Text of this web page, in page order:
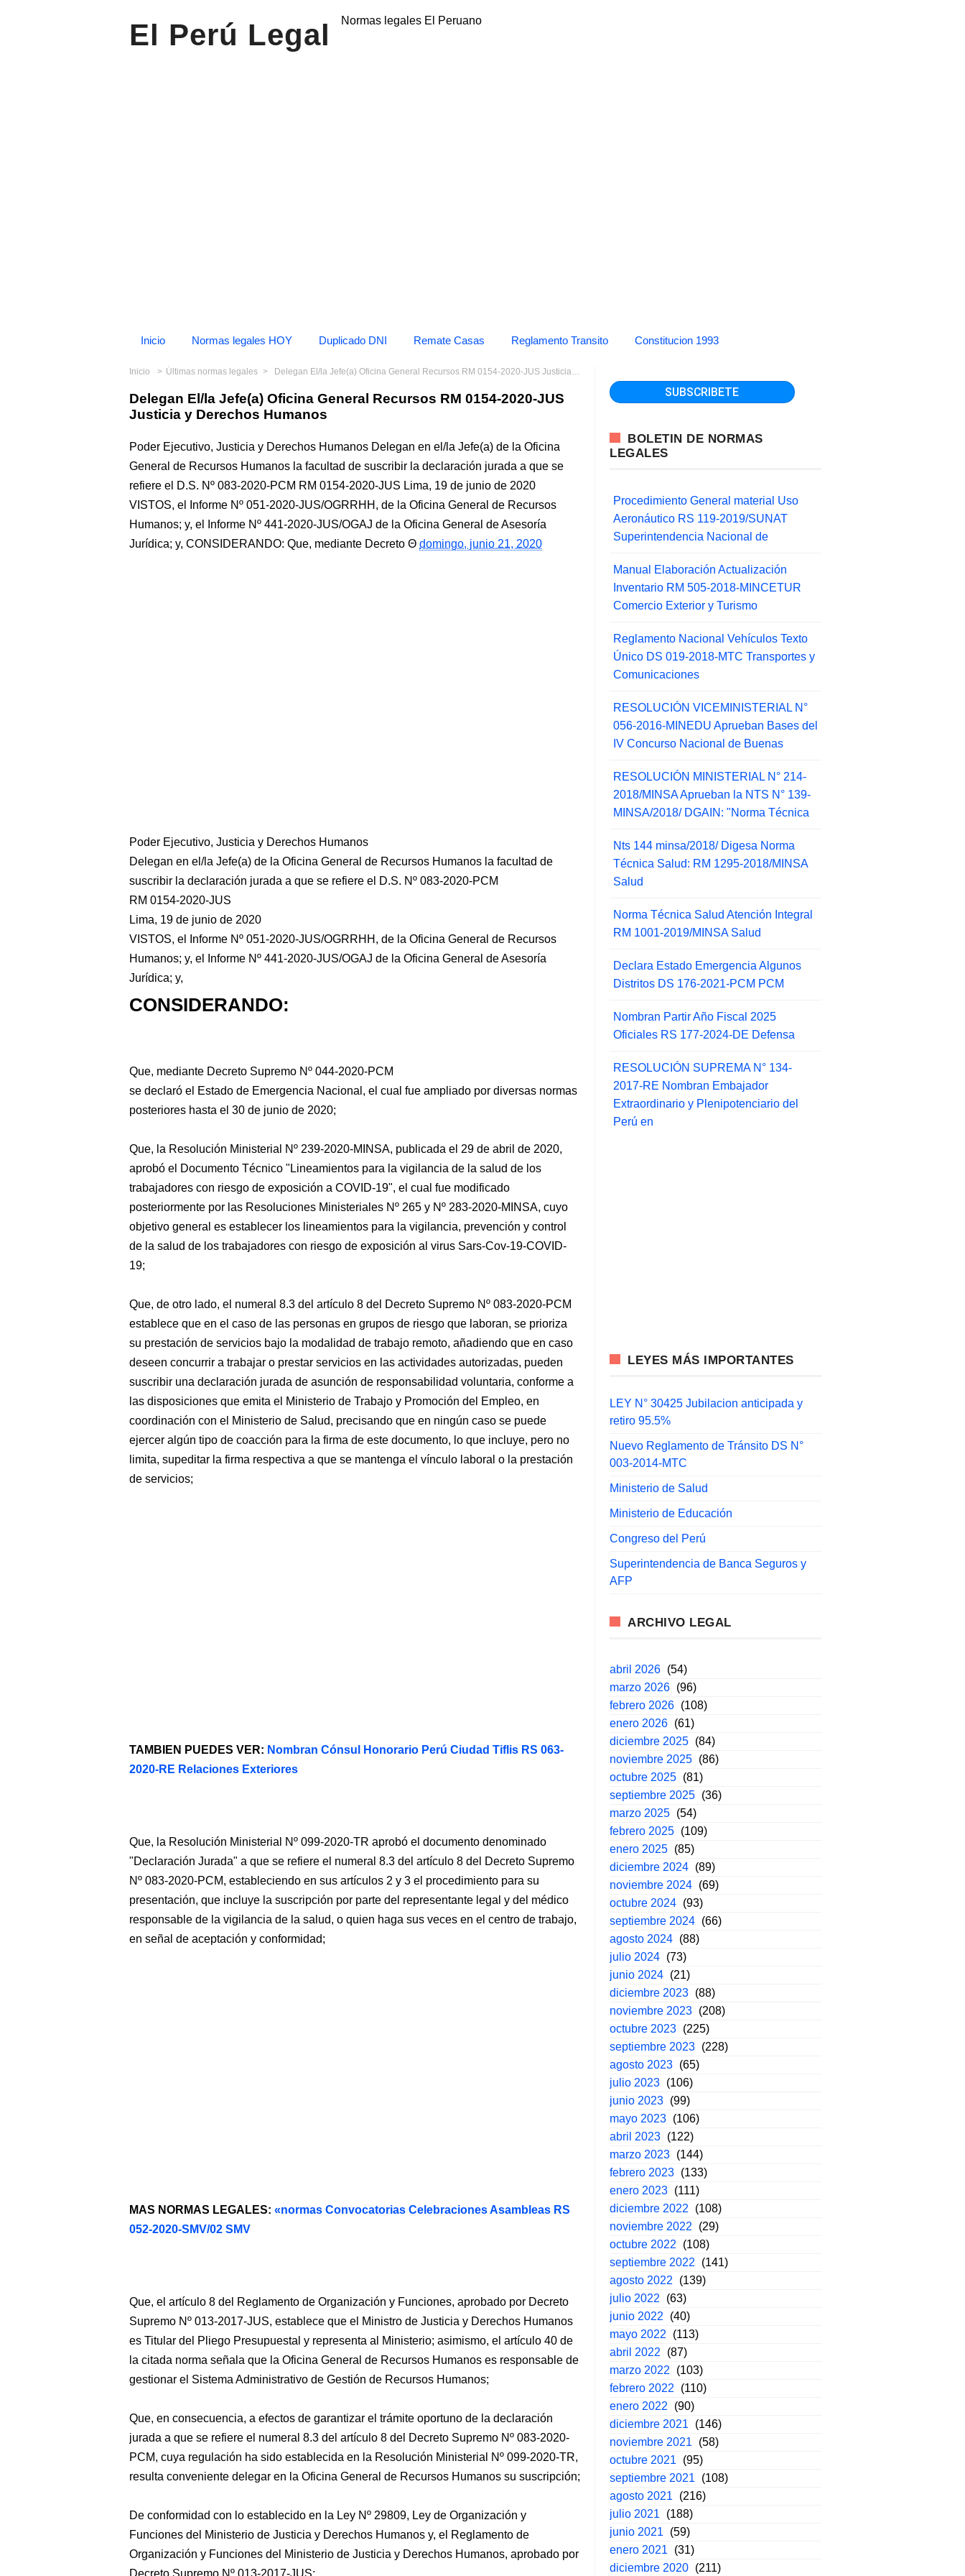
El Perú Legal Normas legales El Peruano
Inicio Normas legales HOY Duplicado DNI Remate Casas Reglamento Transito Constitucion 1993
Inicio Últimas normas legales Delegan El/la Jefe(a) Oficina General Recursos RM 0154-2020-JUS Justicia y Derechos Humanos
Delegan El/la Jefe(a) Oficina General Recursos RM 0154-2020-JUS
Justicia y Derechos Humanos
Poder Ejecutivo, Justicia y Derechos Humanos Delegan en el/la Jefe(a) de la Oficina
General de Recursos Humanos la facultad de suscribir la declaración jurada a que se
refiere el D.S. Nº 083-2020-PCM RM 0154-2020-JUS Lima, 19 de junio de 2020
VISTOS, el Informe Nº 051-2020-JUS/OGRRHH, de la Oficina General de Recursos
Humanos; y, el Informe Nº 441-2020-JUS/OGAJ de la Oficina General de Asesoría
Jurídica; y, CONSIDERANDO: Que, mediante Decreto
domingo, junio 21, 2020
Poder Ejecutivo, Justicia y Derechos Humanos
Delegan en el/la Jefe(a) de la Oficina General de Recursos Humanos la facultad de
suscribir la declaración jurada a que se refiere el D.S. Nº 083-2020-PCM
RM 0154-2020-JUS
Lima, 19 de junio de 2020
VISTOS, el Informe Nº 051-2020-JUS/OGRRHH, de la Oficina General de Recursos
Humanos; y, el Informe Nº 441-2020-JUS/OGAJ de la Oficina General de Asesoría
Jurídica; y,
CONSIDERANDO:
Que, mediante Decreto Supremo Nº 044-2020-PCM
se declaró el Estado de Emergencia Nacional, el cual fue ampliado por diversas normas
posteriores hasta el 30 de junio de 2020;
Que, la Resolución Ministerial Nº 239-2020-MINSA, publicada el 29 de abril de 2020,
aprobó el Documento Técnico "Lineamientos para la vigilancia de la salud de los
trabajadores con riesgo de exposición a COVID-19", el cual fue modificado
posteriormente por las Resoluciones Ministeriales Nº 265 y Nº 283-2020-MINSA, cuyo
objetivo general es establecer los lineamientos para la vigilancia, prevención y control
de la salud de los trabajadores con riesgo de exposición al virus Sars-Cov-19-COVID-
19;
Que, de otro lado, el numeral 8.3 del artículo 8 del Decreto Supremo Nº 083-2020-PCM
establece que en el caso de las personas en grupos de riesgo que laboran, se prioriza
su prestación de servicios bajo la modalidad de trabajo remoto, añadiendo que en caso
deseen concurrir a trabajar o prestar servicios en las actividades autorizadas, pueden
suscribir una declaración jurada de asunción de responsabilidad voluntaria, conforme a
las disposiciones que emita el Ministerio de Trabajo y Promoción del Empleo, en
coordinación con el Ministerio de Salud, precisando que en ningún caso se puede
ejercer algún tipo de coacción para la firma de este documento, lo que incluye, pero no
limita, supeditar la firma respectiva a que se mantenga el vínculo laboral o la prestación
de servicios;
TAMBIEN PUEDES VER: Nombran Cónsul Honorario Perú Ciudad Tiflis RS 063-
2020-RE Relaciones Exteriores
Que, la Resolución Ministerial Nº 099-2020-TR aprobó el documento denominado
"Declaración Jurada" a que se refiere el numeral 8.3 del artículo 8 del Decreto Supremo
Nº 083-2020-PCM, estableciendo en sus artículos 2 y 3 el procedimiento para su
presentación, que incluye la suscripción por parte del representante legal y del médico
responsable de la vigilancia de la salud, o quien haga sus veces en el centro de trabajo,
en señal de aceptación y conformidad;
MAS NORMAS LEGALES: «normas Convocatorias Celebraciones Asambleas RS
052-2020-SMV/02 SMV
Que, el artículo 8 del Reglamento de Organización y Funciones, aprobado por Decreto
Supremo Nº 013-2017-JUS, establece que el Ministro de Justicia y Derechos Humanos
es Titular del Pliego Presupuestal y representa al Ministerio; asimismo, el artículo 40 de
la citada norma señala que la Oficina General de Recursos Humanos es responsable de
gestionar el Sistema Administrativo de Gestión de Recursos Humanos;
Que, en consecuencia, a efectos de garantizar el trámite oportuno de la declaración
jurada a que se refiere el numeral 8.3 del artículo 8 del Decreto Supremo Nº 083-2020-
PCM, cuya regulación ha sido establecida en la Resolución Ministerial Nº 099-2020-TR,
resulta conveniente delegar en la Oficina General de Recursos Humanos su suscripción;
De conformidad con lo establecido en la Ley Nº 29809, Ley de Organización y
Funciones del Ministerio de Justicia y Derechos Humanos y, el Reglamento de
Organización y Funciones del Ministerio de Justicia y Derechos Humanos, aprobado por
Decreto Supremo Nº 013-2017-JUS;
BOLETIN DE NORMAS
LEGALES
Procedimiento General material Uso
Aeronáutico RS 119-2019/SUNAT
Superintendencia Nacional de
Manual Elaboración Actualización
Inventario RM 505-2018-MINCETUR
Comercio Exterior y Turismo
Reglamento Nacional Vehículos Texto
Único DS 019-2018-MTC Transportes y
Comunicaciones
RESOLUCIÓN VICEMINISTERIAL N°
056-2016-MINEDU Aprueban Bases del
IV Concurso Nacional de Buenas
RESOLUCIÓN MINISTERIAL N° 214-
2018/MINSA Aprueban la NTS N° 139-
MINSA/2018/ DGAIN: "Norma Técnica
Nts 144 minsa/2018/ Digesa Norma
Técnica Salud: RM 1295-2018/MINSA
Salud
Norma Técnica Salud Atención Integral
RM 1001-2019/MINSA Salud
Declara Estado Emergencia Algunos
Distritos DS 176-2021-PCM PCM
Nombran Partir Año Fiscal 2025
Oficiales RS 177-2024-DE Defensa
RESOLUCIÓN SUPREMA N° 134-
2017-RE Nombran Embajador
Extraordinario y Plenipotenciario del
Perú en
LEYES MÁS IMPORTANTES
LEY N° 30425 Jubilacion anticipada y
retiro 95.5%
Nuevo Reglamento de Tránsito DS N°
003-2014-MTC
Ministerio de Salud
Ministerio de Educación
Congreso del Perú
Superintendencia de Banca Seguros y
AFP
ARCHIVO LEGAL
abril 2026 (54)
marzo 2026 (96)
febrero 2026 (108)
enero 2026 (61)
diciembre 2025 (84)
noviembre 2025 (86)
octubre 2025 (81)
septiembre 2025 (36)
marzo 2025 (54)
febrero 2025 (109)
enero 2025 (85)
diciembre 2024 (89)
noviembre 2024 (69)
octubre 2024 (93)
septiembre 2024 (66)
agosto 2024 (88)
julio 2024 (73)
junio 2024 (21)
diciembre 2023 (88)
noviembre 2023 (208)
octubre 2023 (225)
septiembre 2023 (228)
agosto 2023 (65)
julio 2023 (106)
junio 2023 (99)
mayo 2023 (106)
abril 2023 (122)
marzo 2023 (144)
febrero 2023 (133)
enero 2023 (111)
diciembre 2022
(108)
noviembre 2022
(29)
octubre 2022
(108)
septiembre 2022
(141)
agosto 2022
(139)
julio 2022
(63)
junio 2022
(40)
mayo 2022
(113)
abril 2022
(87)
marzo 2022
(103)
febrero 2022
(110)
enero 2022
(90)
diciembre 2021
(146)
noviembre 2021
(58)
octubre 2021
(95)
septiembre 2021
(108)
agosto 2021
(216)
julio 2021
(188)
junio 2021
(59)
enero 2021
(31)
diciembre 2020 (211)